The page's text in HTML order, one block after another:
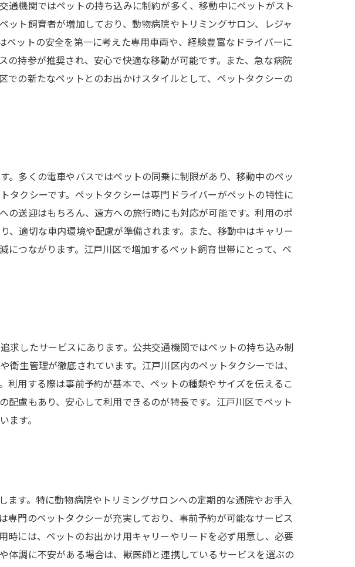
通機関ではペットの持ち込みに制約が多く、移動中にペットがスト
ト飼育者が増加しており、動物病院やトリミングサロン、レジャ
ットの安全を第一に考えた専用車両や、経験豊富なドライバーに
持参が推奨され、安心で快適な移動が可能です。また、急な病院
の新たなペットとのお出かけスタイルとして、ペットタクシーの
多くの電車やバスではペットの同乗に制限があり、移動中のペッ
タクシーです。ペットタクシーは専門ドライバーがペットの特性に
送迎はもちろん、遠方への旅行時にも対応が可能です。利用のポ
適切な車内環境や配慮が準備されます。また、移動中はキャリー
つながります。江戸川区で増加するペット飼育世帯にとって、ペ
したサービスにあります。公共交通機関ではペットの持ち込み制
生管理が徹底されています。江戸川区内のペットタクシーでは、
用する際は事前予約が基本で、ペットの種類やサイズを伝えるこ
慮もあり、安心して利用できるのが特長です。江戸川区でペット
ます。
す。特に動物病院やトリミングサロンへの定期的な通院やお手入
門のペットタクシーが充実しており、事前予約が可能なサービス
時には、ペットのお出かけ用キャリーやリードを必ず用意し、必要
体調に不安がある場合は、獣医師と連携しているサービスを選ぶの